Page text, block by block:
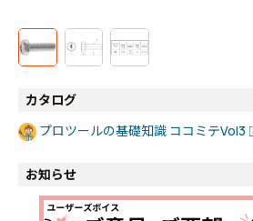
カタログ
プロツールの基礎知識 ココミテVol3
お知らせ